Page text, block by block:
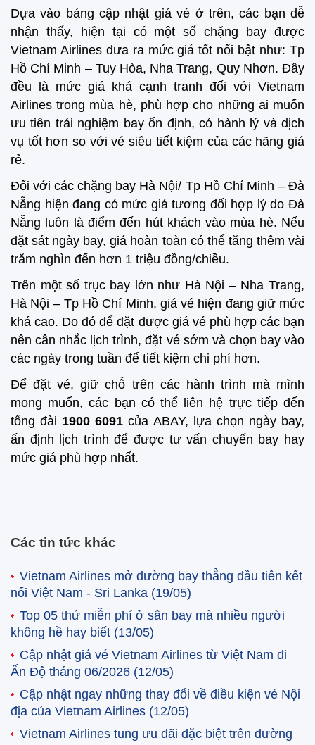
Dựa vào bảng cập nhật giá vé ở trên, các bạn dễ
nhận thấy, hiện tại có một số chặng bay được
Vietnam Airlines đưa ra mức giá tốt nổi bật như: Tp
Hồ Chí Minh – Tuy Hòa, Nha Trang, Quy Nhơn. Đây
đều là mức giá khá cạnh tranh đối với Vietnam
Airlines trong mùa hè, phù hợp cho những ai muốn
ưu tiên trải nghiệm bay ổn định, có hành lý và dịch
vụ tốt hơn so với vé siêu tiết kiệm của các hãng giá
rẻ.
Đối với các chặng bay Hà Nội/ Tp Hồ Chí Minh – Đà
Nẵng hiện đang có mức giá tương đối hợp lý do Đà
Nẵng luôn là điểm đến hút khách vào mùa hè. Nếu
đặt sát ngày bay, giá hoàn toàn có thể tăng thêm vài
trăm nghìn đến hơn 1 triệu đồng/chiều.
Trên một số trục bay lớn như Hà Nội – Nha Trang,
Hà Nội – Tp Hồ Chí Minh, giá vé hiện đang giữ mức
khá cao. Do đó để đặt được giá vé phù hợp các bạn
nên cân nhắc lịch trình, đặt vé sớm và chọn bay vào
các ngày trong tuần để tiết kiệm chi phí hơn.
Để đặt vé, giữ chỗ trên các hành trình mà mình
mong muốn, các bạn có thể liên hệ trực tiếp đến
tổng đài 1900 6091 của ABAY, lựa chọn ngày bay,
ấn định lịch trình để được tư vấn chuyến bay hay
mức giá phù hợp nhất.
Các tin tức khác
Vietnam Airlines mở đường bay thẳng đầu tiên kết
nối Việt Nam - Sri Lanka (19/05)
Top 05 thứ miễn phí ở sân bay mà nhiều người
không hề hay biết (13/05)
Cập nhật giá vé Vietnam Airlines từ Việt Nam đi
Ấn Độ tháng 06/2026 (12/05)
Cập nhật ngay những thay đổi về điều kiện vé Nội
địa của Vietnam Airlines (12/05)
Vietnam Airlines tung ưu đãi đặc biệt trên đường